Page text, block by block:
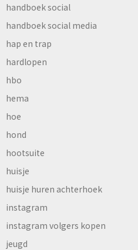
handboek social
handboek social media
hap en trap
hardlopen
hbo
hema
hoe
hond
hootsuite
huisje
huisje huren achterhoek
instagram
instagram volgers kopen
jeugd